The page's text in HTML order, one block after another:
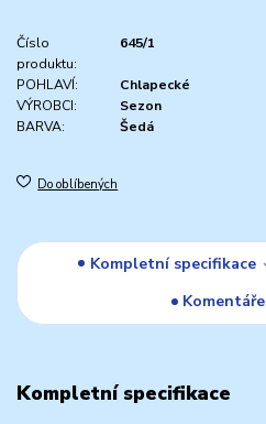
Číslo
produktu:
645/1
POHLAVÍ:
Chlapecké
VÝROBCI:
Sezon
BARVA:
Šedá
Do oblíbených
Kompletní specifikace
Komentáře
Kompletní specifikace